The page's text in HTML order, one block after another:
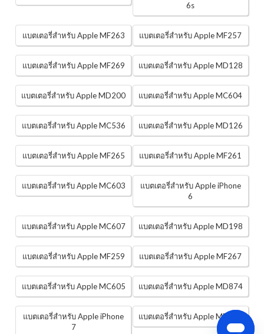
6s
แบตเตอรี่สำหรับ Apple MF263 แบตเตอรี่สำหรับ Apple MF257
แบตเตอรี่สำหรับ Apple MF269 แบตเตอรี่สำหรับ Apple MD128
แบตเตอรี่สำหรับ Apple MD200 แบตเตอรี่สำหรับ Apple MC604
แบตเตอรี่สำหรับ Apple MC536 แบตเตอรี่สำหรับ Apple MD126
แบตเตอรี่สำหรับ Apple MF265 แบตเตอรี่สำหรับ Apple MF261
แบตเตอรี่สำหรับ Apple MC603
แบตเตอรี่สำหรับ Apple iPhone
6
แบตเตอรี่สำหรับ Apple MC607 แบตเตอรี่สำหรับ Apple MD198
แบตเตอรี่สำหรับ Apple MF259 แบตเตอรี่สำหรับ Apple MF267
แบตเตอรี่สำหรับ Apple MC605 แบตเตอรี่สำหรับ Apple MD874
แบตเตอรี่สำหรับ Apple iPhone
7
แบตเตอรี่สำหรับ Apple MD439